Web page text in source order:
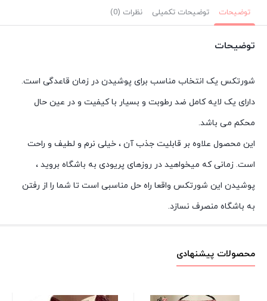
توضیحات توضیحات تکمیلی نظرات (0)
توضیحات
شورتکس یک انتخاب مناسب برای پوشیدن در زمان قاعدگی است.
دارای یک لایه کامل ضد رطوبت و بسیار با کیفیت و در عین حال
محکم می باشد.
این محصول علاوه بر قابلیت جذب آن ، خیلی نرم و لطیف و راحت
است. زمانی که میخواهید در روزهای پریودی به باشگاه بروید ،
پوشیدن این شورتکس واقعا راه حل مناسبی است تا شما را از رفتن
به باشگاه منصرف نسازد.
محصولات پیشنهادی